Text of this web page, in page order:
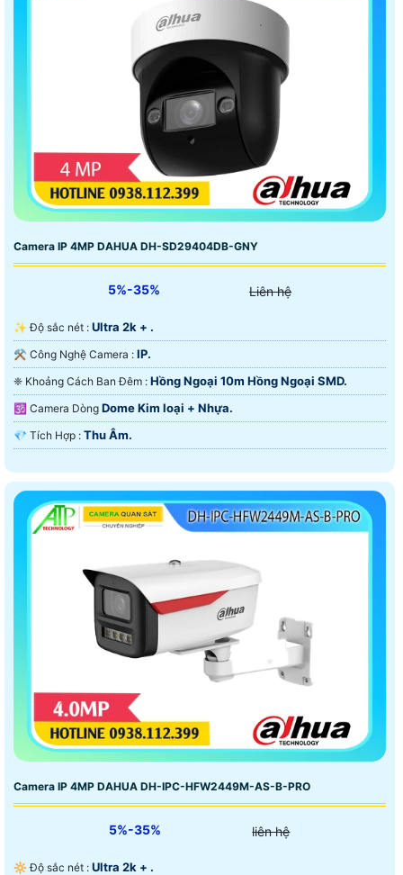
Camera IP 4MP DAHUA DH-SD29404DB-GNY
5%-35% Liên hệ
✨ Độ sắc nét : Ultra 2k + .
⚒ Công Nghệ Camera : IP.
❈ Khoảng Cách Ban Đêm : Hồng Ngoại 10m Hồng Ngoại SMD.
🕉️ Camera Dòng Dome Kim loại + Nhựa.
️💎 Tích Hợp : Thu Âm.
Camera IP 4MP DAHUA DH-IPC-HFW2449M-AS-B-PRO
5%-35% liên hệ
🔆 Độ sắc nét : Ultra 2k + .